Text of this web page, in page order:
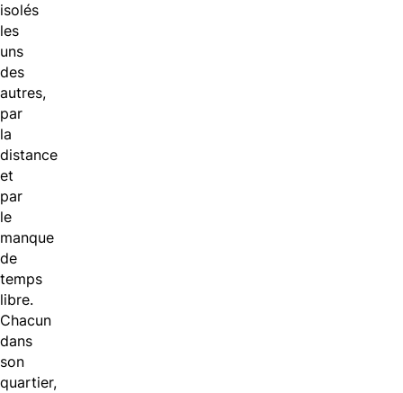
isolés
les
uns
des
autres,
par
la
distance
et
par
le
manque
de
temps
libre.
Chacun
dans
son
quartier,